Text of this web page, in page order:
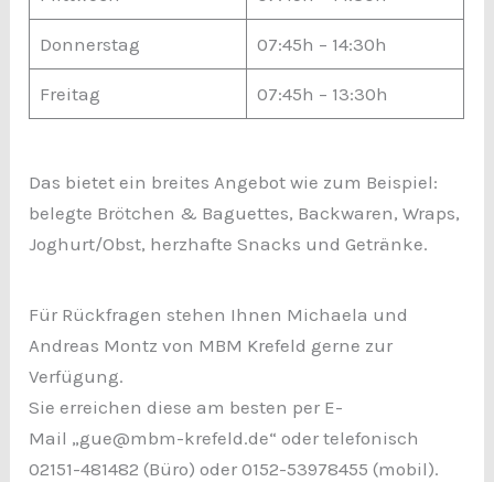
Donnerstag 07:45h – 14:30h
Freitag 07:45h – 13:30h
Das bietet ein breites Angebot wie zum Beispiel:
belegte Brötchen & Baguettes, Backwaren, Wraps,
Joghurt/Obst, herzhafte Snacks und Getränke.
Für Rückfragen stehen Ihnen Michaela und
Andreas Montz von MBM Krefeld gerne zur
Verfügung.
Sie erreichen diese am besten per E-
Mail „gue@mbm-krefeld.de“ oder telefonisch
02151-481482 (Büro) oder 0152-53978455 (mobil).